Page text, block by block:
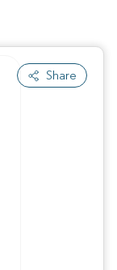
Share